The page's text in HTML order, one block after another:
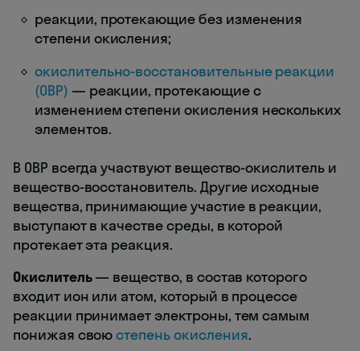
реакции, протекающие без изменения
степени окисления;
окислительно-восстановительные реакции
(ОВР) — реакции, протекающие с
изменением степени окисления нескольких
элементов.
В ОВР всегда участвуют вещество-окислитель и
вещество-восстановитель. Другие исходные
вещества, принимающие участие в реакции,
выступают в качестве среды, в которой
протекает эта реакция.
Окислитель— вещество, в состав которого
входит ион или атом, который в процессе
реакции принимает электроны, тем самым
понижая своюстепень окисления.